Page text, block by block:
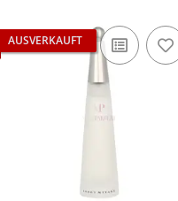
AUSVERKAUFT